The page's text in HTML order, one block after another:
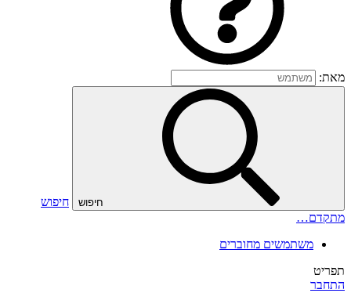
מאת:
חיפוש
חיפוש
מתקדם…
משתמשים מחוברים
תפריט
התחבר